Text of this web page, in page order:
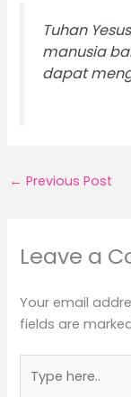
Tuhan
manusia
dapat
← Previous Post
Leave a
Your email
fields are
here..